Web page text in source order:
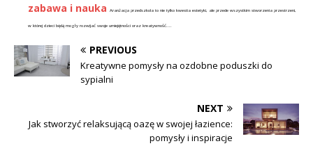
zabawa i nauka
Aranżacja przedszkola to nie tylko kwestia estetyki, ale przede wszystkim stworzenia przestrzeni,
w której dzieci będą mogły rozwijać swoje umiejętności oraz kreatywność....
PREVIOUS
Kreatywne pomysły na ozdobne poduszki do
sypialni
NEXT
Jak stworzyć relaksującą oazę w swojej łazience:
pomysły i inspiracje